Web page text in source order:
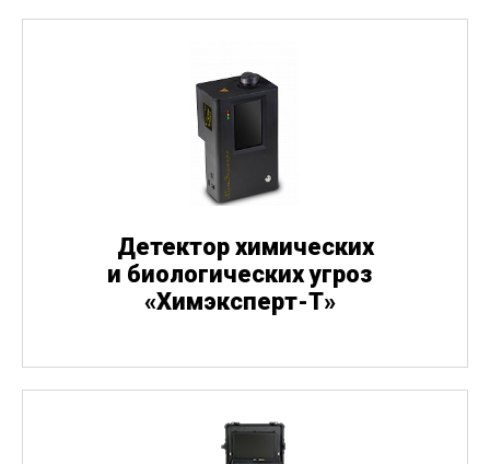
Детектор химических
и биологических угроз
«Химэксперт-Т»